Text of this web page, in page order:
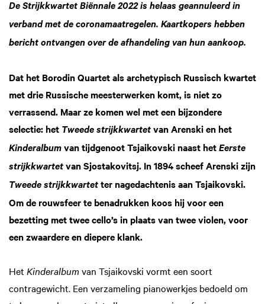
De Strijkkwartet Biënnale 2022 is helaas geannuleerd in
verband met de coronamaatregelen. Kaartkopers hebben
bericht ontvangen over de afhandeling van hun aankoop.
Dat het Borodin Quartet als archetypisch Russisch kwartet
met drie Russische meesterwerken komt, is niet zo
verrassend. Maar ze komen wel met een bijzondere
selectie: het Tweede strijkkwartet van Arenski en het
Kinderalbum van tijdgenoot Tsjaikovski naast het Eerste
strijkkwartet van Sjostakovitsj. In 1894 scheef Arenski zijn
Tweede strijkkwartet ter nagedachtenis aan Tsjaikovski.
Om de rouwsfeer te benadrukken koos hij voor een
bezetting met twee cello’s in plaats van twee violen, voor
een zwaardere en diepere klank.
Het Kinderalbum van Tsjaikovski vormt een soort
contragewicht. Een verzameling pianowerkjes bedoeld om